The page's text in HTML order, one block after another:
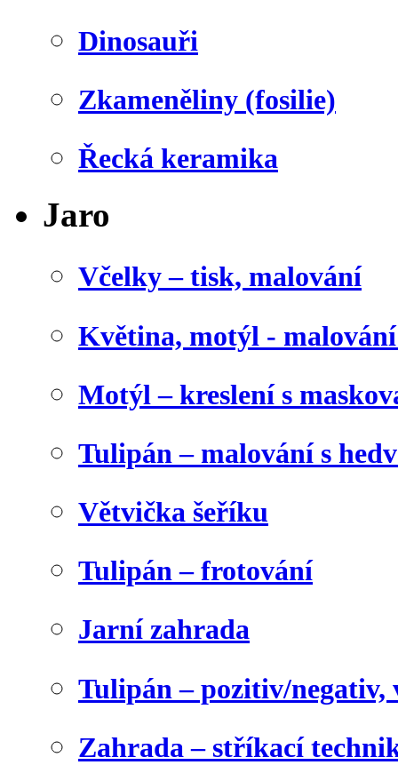
Dinosauři
Zkameněliny (fosilie)
Řecká keramika
Jaro
Včelky – tisk, malování
Květina, motýl -
Motýl – kreslení s
Tulipán – malování s
Větvička šeříku
Tulipán – frotování
Jarní zahrada
Tulipán – pozitiv/negativ,
Zahrada – stříkací